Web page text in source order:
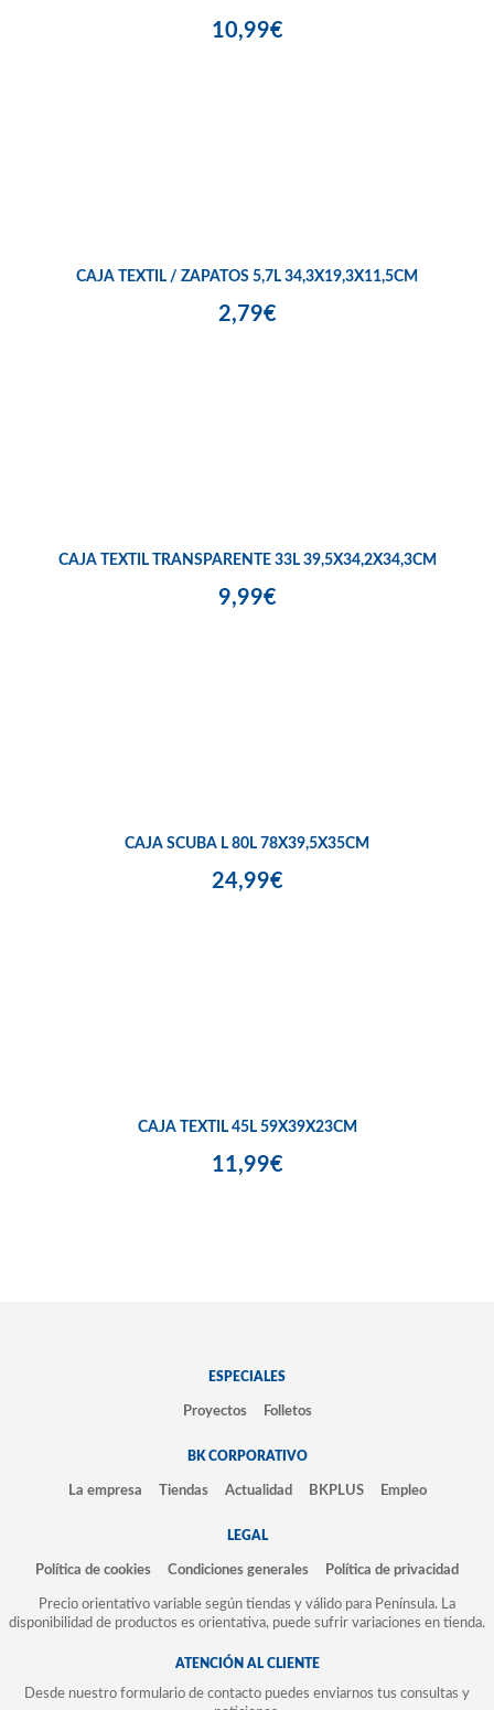
10,99€
CAJA TEXTIL / ZAPATOS 5,7L 34,3X19,3X11,5CM
2,79€
CAJA TEXTIL TRANSPARENTE 33L 39,5X34,2X34,3CM
9,99€
CAJA SCUBA L 80L 78X39,5X35CM
24,99€
CAJA TEXTIL 45L 59X39X23CM
11,99€
ESPECIALES
Proyectos Folletos
BK CORPORATIVO
La empresa Tiendas Actualidad BKPLUS Empleo
LEGAL
Política de cookies Condiciones generales Política de privacidad
Precio orientativo variable según tiendas y válido para Península. La
disponibilidad de productos es orientativa, puede sufrir variaciones en tienda.
ATENCIÓN AL CLIENTE
Desde nuestro formulario de contacto puedes enviarnos tus consultas y